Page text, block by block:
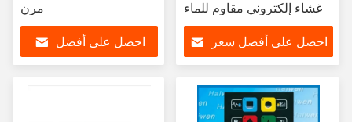
مرن
احصل على أفضل
غشاء إلكتروني مقاوم للماء
احصل على أفضل سعر